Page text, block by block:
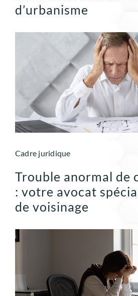
d’urbanisme
Cadre juridique
Trouble anormal de
: votre avocat
de voisinage